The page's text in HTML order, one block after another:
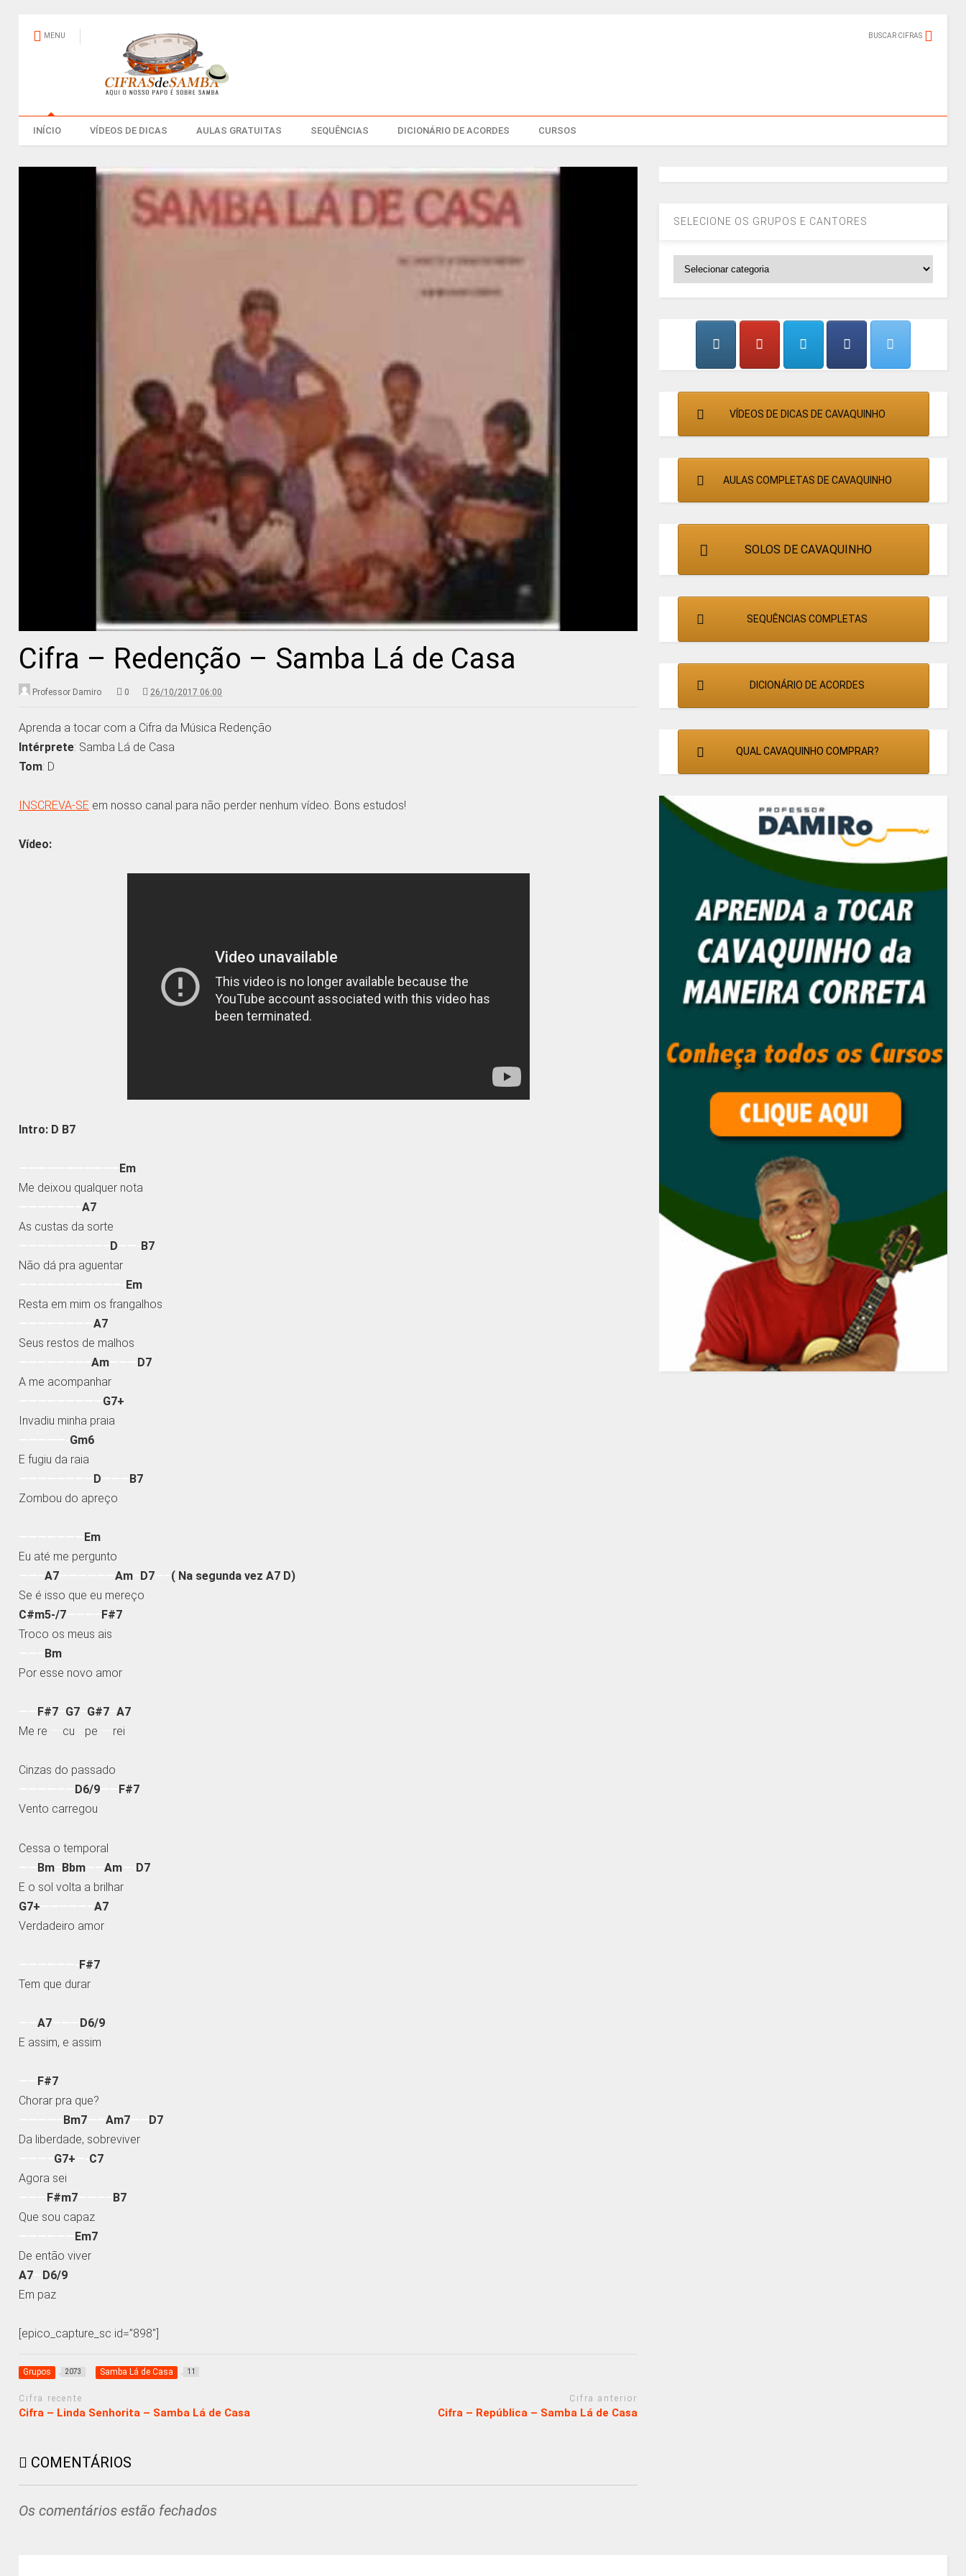
MENU BUSCAR CIFRAS
INÍCIO VÍDEOS DE DICAS AULAS GRATUITAS SEQUÊNCIAS DICIONÁRIO DE ACORDES CURSOS
Cifra – Redenção – Samba Lá de Casa
Professor Damiro 0 26/10/2017 06:00
Aprenda a tocar com a Cifra da Música Redenção
Intérprete: Samba Lá de Casa
Tom: D
INSCREVA-SE em nosso canal para não perder nenhum vídeo. Bons estudos!
Vídeo:
Intro: D B7
Em
Me deixou qualquer nota
——————–A7
As custas da sorte
D
B7
Não dá pra aguentar
Em
Resta em mim os frangalhos
————————A7
Seus restos de malhos
———————–Am
D7
A me acompanhar
G7+
Invadiu minha praia
Gm6
E fugiu da raia
D
B7
Zombou do apreço
Em
Eu até me pergunto
——–A7 ——————Am D7
( Na segunda vez A7 D)
Se é isso que eu mereço
C#m5-/7
F#7
Troco os meus ais
Bm
Por esse novo amor
F#7 G7 G#7 –A7
Me re
cu pe rei
Cinzas do passado
D6/9
F#7
Vento carregou
Cessa o temporal
Bm Bbm ——Am
D7
E o sol volta a brilhar
G7+ —————–A7
Verdadeiro amor
F#7
Tem que durar
——A7
D6/9
E assim, e assim
F#7
Chorar pra que?
Bm7 ——Am7
D7
Da liberdade, sobreviver
G7+
C7
Agora sei
F#m7
B7
Que sou capaz
Em7
De então viver
A7
D6/9
Em paz
[epico_capture_sc id=”898″]
Grupos 2073 Samba Lá de Casa 11
Cifra recente
Cifra – Linda Senhorita – Samba Lá de Casa
Cifra anterior
Cifra – República – Samba Lá de Casa
COMENTÁRIOS
Os comentários estão fechados
SELECIONE OS GRUPOS E CANTORES
CANTORES
VÍDEOS DE DICAS DE CAVAQUINHO
AULAS COMPLETAS DE CAVAQUINHO
SOLOS DE CAVAQUINHO
SEQUÊNCIAS COMPLETAS
DICIONÁRIO DE ACORDES
QUAL CAVAQUINHO COMPRAR?